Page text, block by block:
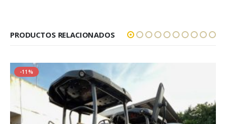
PRODUCTOS RELACIONADOS
-11%